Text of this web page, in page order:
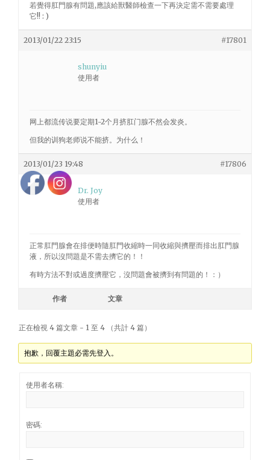
若覺得肛門腺有問題,應該給獸醫師檢查一下再決定需不需要處理
它!! : )
2013/01/22 23:15 #17801
shunyiu
使用者
网上都流传说要定期1-2个月挤肛门腺不然会发炎。
但我的训狗老师说不能挤。为什么！
2013/01/23 19:48 #17806
Dr. Joy
使用者
正常肛門腺會在排便時隨肛門收縮時一同收縮與擠壓而排出肛門腺
液，所以沒問題是不需去擠它的！！
有時方法不對或過度擠壓它，沒問題會被擠到有問題的！：）
作者 文章
正在檢視 4 篇文章 - 1 至 4 （共計 4 篇）
抱歉，回覆主題必需先登入。
使用者名稱:
密碼: